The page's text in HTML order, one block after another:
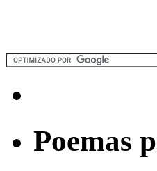
Poemas